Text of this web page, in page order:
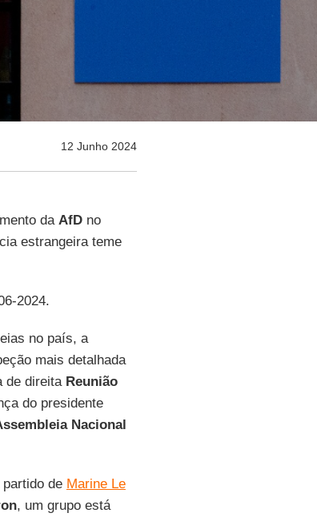
12 Junho 2024
da AfDno
estrangeira teme
2024.
no país, a
mais detalhada
de direita Reunião
do presidente
Nacional
de Marine Le
, um grupo está